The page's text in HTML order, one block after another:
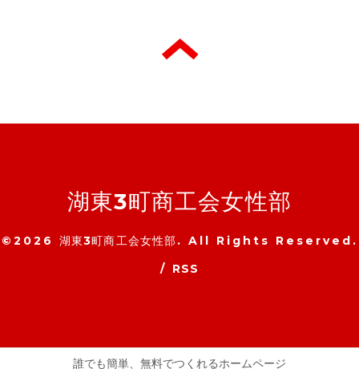
湖東3町商工会女性部
©2026 湖東3町商工会女性部. All Rights Reserved.
/ RSS
誰でも簡単、無料でつくれるホームページ